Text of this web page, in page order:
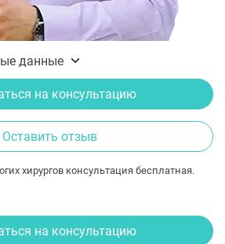
данные
на консультацию
Оставить отзыв
хирургов консультация бесплатная.
на консультацию